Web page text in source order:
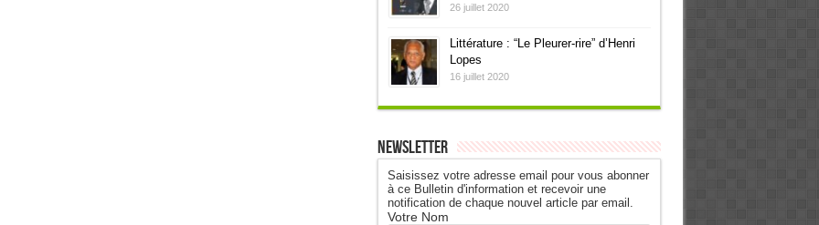
26 juillet 2020
Littérature : “Le Pleurer-rire” d’Henri
Lopes
16 juillet 2020
Newsletter
Saisissez votre adresse email pour vous abonner
à ce Bulletin d'information et recevoir une
notification de chaque nouvel article par email.
Votre Nom